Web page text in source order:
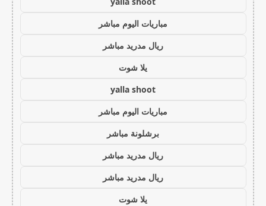
مباريات اليوم مباشر
ريال مدريد مباشر
يلا شوت
yalla shoot
مباريات اليوم مباشر
برشلونة مباشر
ريال مدريد مباشر
ريال مدريد مباشر
يلا شوت